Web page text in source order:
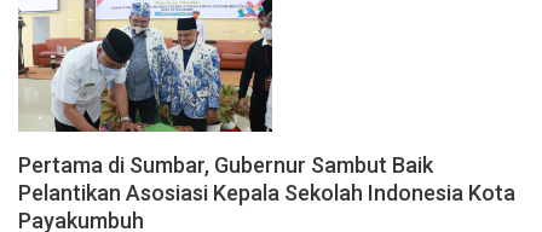
Pertama di Sumbar, Gubernur Sambut Baik
Pelantikan Asosiasi Kepala Sekolah Indonesia Kota
Payakumbuh